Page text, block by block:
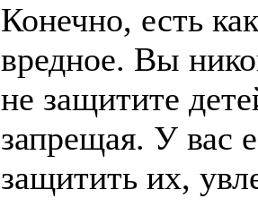
Конечно, есть
вредное. Вы
не защитите
запрещая. У вас
защитить их,